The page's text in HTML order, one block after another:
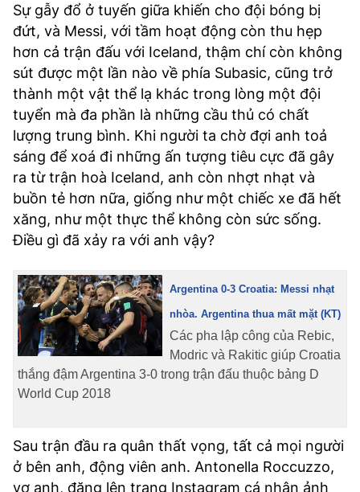
Sự gẫy đổ ở tuyến giữa khiến cho đội bóng bị
đứt, và Messi, với tầm hoạt động còn thu hẹp
hơn cả trận đấu với Iceland, thậm chí còn không
sút được một lần nào về phía Subasic, cũng trở
thành một vật thể lạ khác trong lòng một đội
tuyển mà đa phần là những cầu thủ có chất
lượng trung bình. Khi người ta chờ đợi anh toả
sáng để xoá đi những ấn tượng tiêu cực đã gây
ra từ trận hoà Iceland, anh còn nhợt nhạt và
buồn tẻ hơn nữa, giống như một chiếc xe đã hết
xăng, như một thực thể không còn sức sống.
Điều gì đã xảy ra với anh vậy?
Argentina 0-3 Croatia: Messi nhạt
nhòa. Argentina thua mất mặt (KT)
Các pha lập công của Rebic,
Modric và Rakitic giúp Croatia
thắng đậm Argentina 3-0 trong trận đấu thuộc bảng D
World Cup 2018
Sau trận đầu ra quân thất vọng, tất cả mọi người
ở bên anh, động viên anh. Antonella Roccuzzo,
vợ anh, đăng lên trang Instagram cá nhân ảnh